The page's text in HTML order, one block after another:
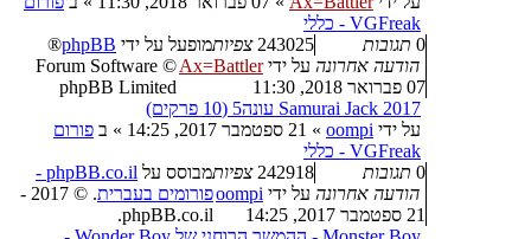
VGFreak - כללי
0 תגובות 243025 צפיות
הודעה אחרונה על ידיAx=Battler
07 פברואר 2018, 11:30
Samurai Jack 2017 עונה5 (10 פרקים)
על ידי oompi
» 21 ספטמבר 2017, 14:25 » ב פורום
VGFreak - כללי
0 תגובות 242918 צפיות
הודעה אחרונה על ידי oompi
21 ספטמבר 2017, 14:25
מופעל על ידי phpBB
®
Forum Software ©
phpBB Limited
מבוסס על
phpBB.co.il -
פורומים בעברית
. © 2017 -
phpBB.co.il.